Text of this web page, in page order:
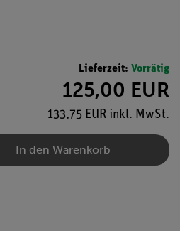
Lieferzeit: Vorrätig
125,00 EUR
133,75 EUR inkl. MwSt.
In den Warenkorb